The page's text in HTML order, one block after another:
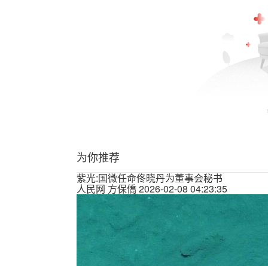
为你推荐
紫光:国微任命佟晓丹为董事会秘书
人民网 方保僑2026-02-08 04:23:35